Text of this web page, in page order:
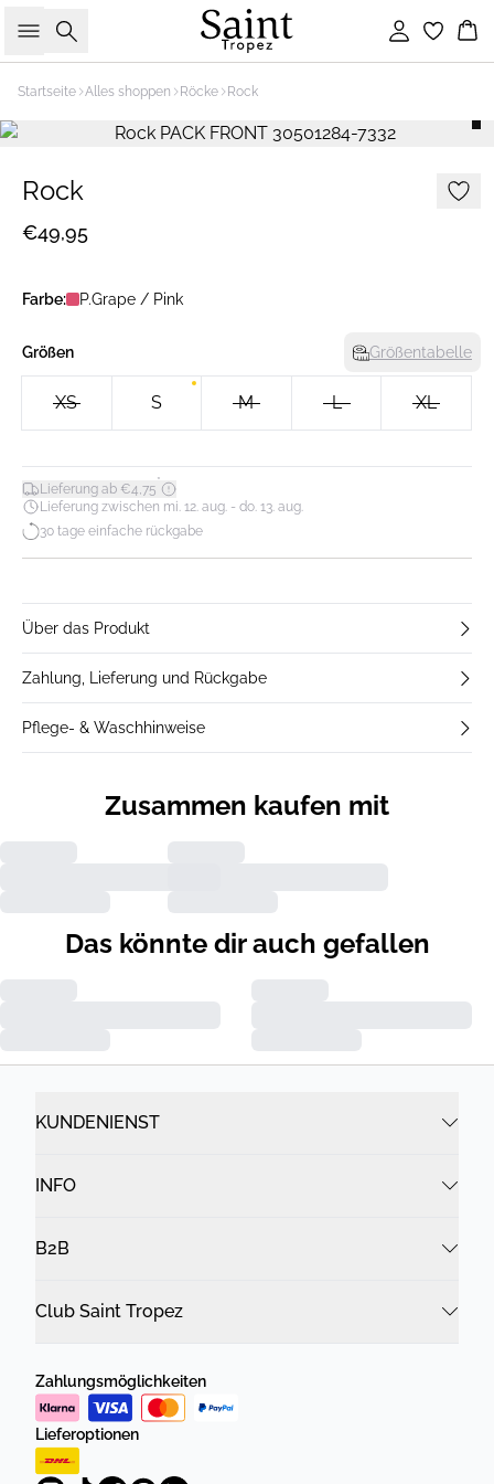
Suche Einloggen
Startseite Alles shoppen Röcke Rock
Rock
€49,95
Farbe: P.Grape / Pink
Größen Größentabelle
XS S M L XL
Lieferung ab €4,75*
Lieferung zwischen mi. 12. aug. - do. 13. aug.
30 tage einfache rückgabe
Über das Produkt
Zahlung, Lieferung und Rückgabe
Pflege- & Waschhinweise
Zusammen kaufen mit
Das könnte dir auch gefallen
KUNDENIENST
INFO
B2B
Club Saint Tropez
Zahlungsmöglichkeiten
Lieferoptionen